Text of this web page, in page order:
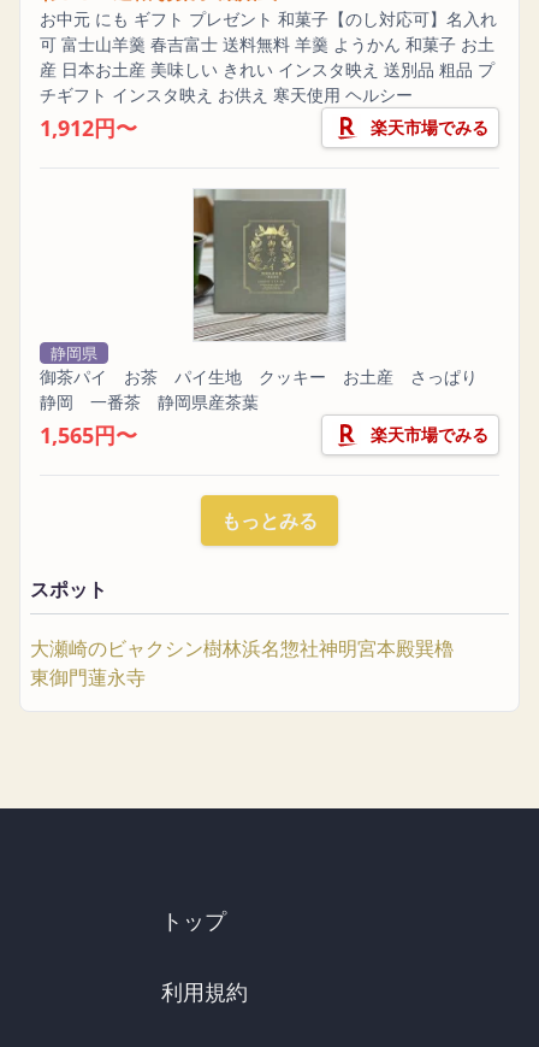
お中元 にも ギフト プレゼント 和菓子【のし対応可】名入れ
可 富士山羊羹 春吉富士 送料無料 羊羹 ようかん 和菓子 お土
産 日本お土産 美味しい きれい インスタ映え 送別品 粗品 プ
チギフト インスタ映え お供え 寒天使用 ヘルシー
1,912円〜 楽天市場でみる
静岡県
御茶パイ お茶 パイ生地 クッキー お土産 さっぱり
静岡 一番茶 静岡県産茶葉
1,565円〜 楽天市場でみる
もっとみる
スポット
大瀬崎のビャクシン樹林浜名惣社神明宮本殿巽櫓
東御門蓮永寺
トップ
利用規約